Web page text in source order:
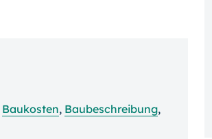
Baukosten, Baubeschreibung,